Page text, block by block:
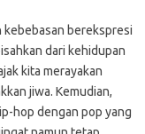
kebebasan berekspresi
dari kehidupan
kita merayakan
jiwa. Kemudian,
hop dengan pop yang